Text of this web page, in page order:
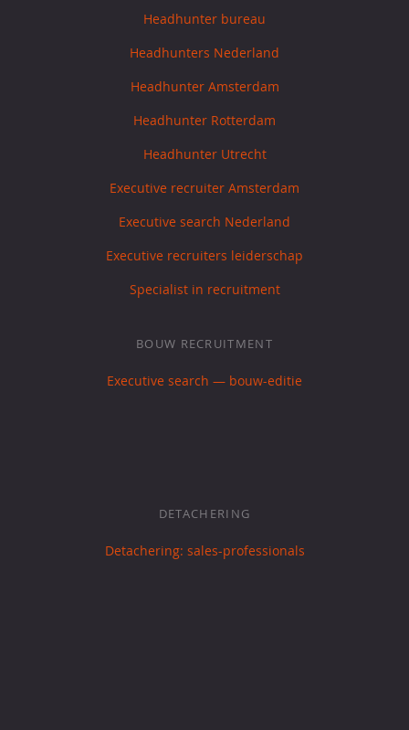
Headhunter bureau
Headhunters Nederland
Headhunter Amsterdam
Headhunter Rotterdam
Headhunter Utrecht
Executive recruiter Amsterdam
Executive search Nederland
Executive recruiters leiderschap
Specialist in recruitment
BOUW RECRUITMENT
Executive search — bouw-editie
DETACHERING
Detachering: sales-professionals